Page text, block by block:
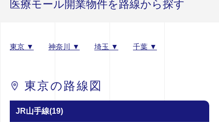
医療モール開業物件を路線から探す
東京 ▼ 神奈川 ▼ 埼玉 ▼ 千葉 ▼
東京の路線図
JR山手線(19)